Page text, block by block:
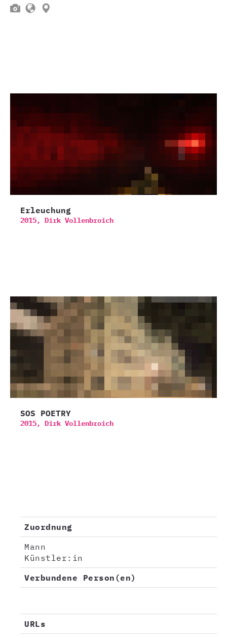
  
Erleuchung
2015, Dirk Vollenbroich
SOS POETRY
2015, Dirk Vollenbroich
Zuordnung
Mann
Künstler:in
Verbundene Person(en)
URLs